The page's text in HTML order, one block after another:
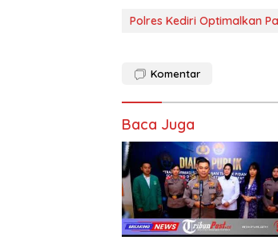
Polres Kediri Optimalkan
Komentar
Baca Juga